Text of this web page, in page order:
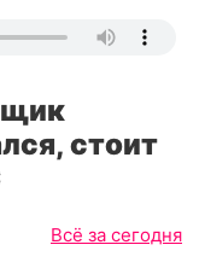
стоит
Всё за сегодня